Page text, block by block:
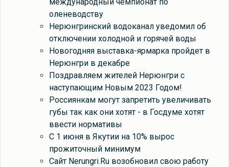
международный чемпионат по
оленеводству
Нерюнгринский водоканал уведомил об
отключении холодной и горячей воды
Новогодняя выставка-ярмарка пройдет в
Нерюнгри в декабре
Поздравляем жителей Нерюнгри с
наступающим Новым 2023 Годом!
Россиянкам могут запретить увеличивать
губы так как они хотят - в Госдуме хотят
ввести нормативы
С 1 июня в Якутии на 10% вырос
прожиточный минимум
Сайт Nerungri.Ru возобновил свою работу